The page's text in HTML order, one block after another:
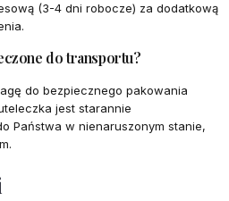
(3-4 dni robocze) za dodatkową
do transportu?
do bezpiecznego pakowania
jest starannie
Państwa w nienaruszonym stanie,